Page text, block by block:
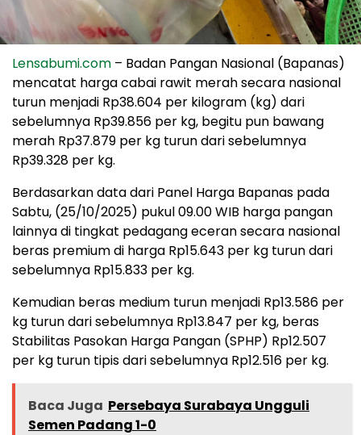
Lensabumi.com – Badan Pangan Nasional (Bapanas)
mencatat harga cabai rawit merah secara nasional
turun menjadi Rp38.604 per kilogram (kg) dari
sebelumnya Rp39.856 per kg, begitu pun bawang
merah Rp37.879 per kg turun dari sebelumnya
Rp39.328 per kg.
Berdasarkan data dari Panel Harga Bapanas pada
Sabtu, (25/10/2025) pukul 09.00 WIB harga pangan
lainnya di tingkat pedagang eceran secara nasional
beras premium di harga Rp15.643 per kg turun dari
sebelumnya Rp15.833 per kg.
Kemudian beras medium turun menjadi Rp13.586 per
kg turun dari sebelumnya Rp13.847 per kg, beras
Stabilitas Pasokan Harga Pangan (SPHP) Rp12.507
per kg turun tipis dari sebelumnya Rp12.516 per kg.
Baca Juga Persebaya Surabaya Ungguli
Semen Padang 1-0